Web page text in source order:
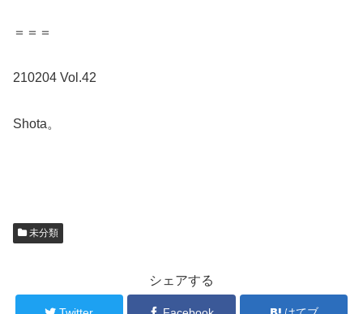
＝＝＝
210204 Vol.42
Shota。
未分類
シェアする